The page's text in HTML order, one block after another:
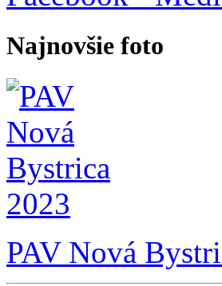
Najnovšie foto
PAV Nová